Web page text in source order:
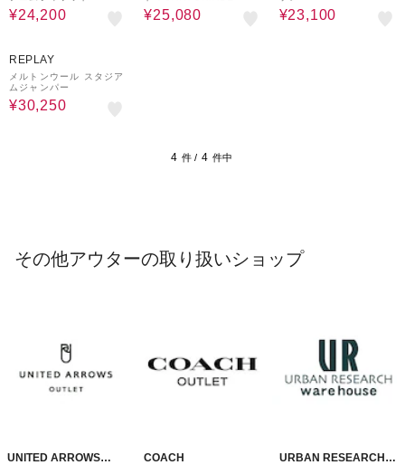
¥24,200 ¥25,080 ¥23,100
REPLAY
メルトンウール スタジア
ムジャンパー
¥30,250
4 件 / 4 件中
その他アウターの取り扱いショップ
UNITED ARROWS
COACH
URBAN RESEARCH